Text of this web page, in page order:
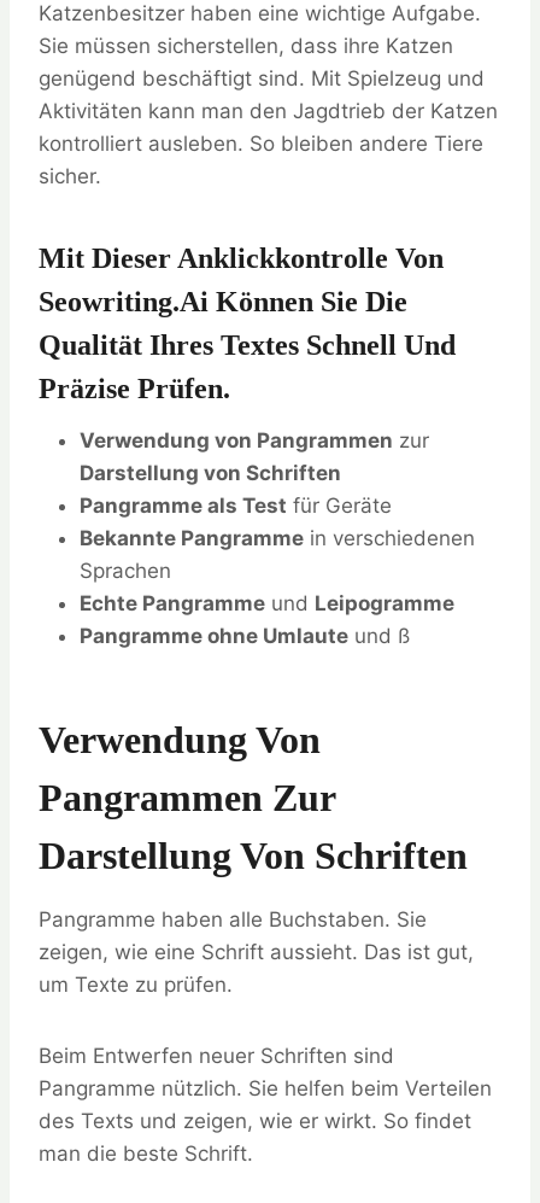
Katzenbesitzer haben eine wichtige Aufgabe.
Sie müssen sicherstellen, dass ihre Katzen
genügend beschäftigt sind. Mit Spielzeug und
Aktivitäten kann man den Jagdtrieb der Katzen
kontrolliert ausleben. So bleiben andere Tiere
sicher.
Mit Dieser Anklickkontrolle Von
Seowriting.ai Können Sie Die
Qualität Ihres Textes Schnell Und
Präzise Prüfen.
Verwendung von Pangrammen zur
Darstellung von Schriften
Pangramme als Test für Geräte
Bekannte Pangramme in verschiedenen
Sprachen
Echte Pangramme und Leipogramme
Pangramme ohne Umlaute und ß
Verwendung Von
Pangrammen Zur
Darstellung Von Schriften
Pangramme haben alle Buchstaben. Sie
zeigen, wie eine Schrift aussieht. Das ist gut,
um Texte zu prüfen.
Beim Entwerfen neuer Schriften sind
Pangramme nützlich. Sie helfen beim Verteilen
des Texts und zeigen, wie er wirkt. So findet
man die beste Schrift.